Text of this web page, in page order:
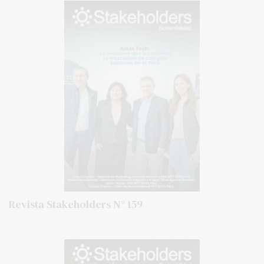
Revista Stakeholders N° 159